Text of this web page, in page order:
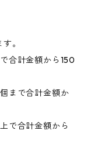
。
合計金額から150
まで合計金額か
で合計金額から